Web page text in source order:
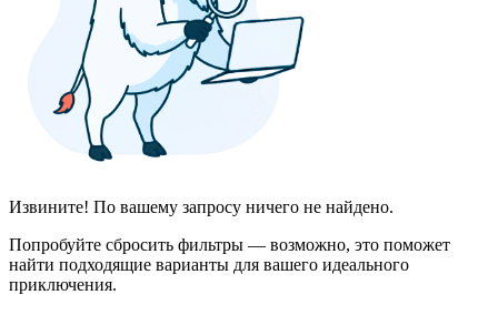
Извините! По вашему запросу ничего не найдено.
Попробуйте сбросить фильтры — возможно, это поможет
найти подходящие варианты для вашего идеального
приключения.